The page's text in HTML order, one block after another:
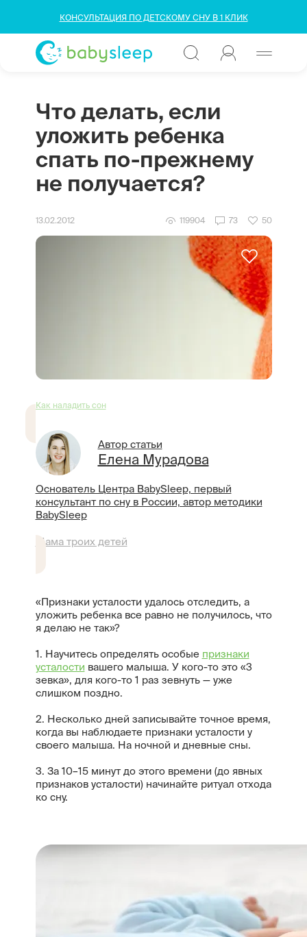
КОНСУЛЬТАЦИЯ ПО ДЕТСКОМУ СНУ В 1 КЛИК
Что делать, если
уложить ребенка
спать по-прежнему
не получается?
13.02.2012 119904 73 50
Как наладить сон
Автор статьи
Елена Мурадова
Основатель Центра BabySleep, первый
консультант по сну в России, автор методики
BabySleep
Мама троих детей
«Признаки усталости удалось отследить, а
уложить ребенка все равно не получилось, что
я делаю не так»?
1. Научитесь определять особые признаки
усталости вашего малыша. У кого-то это «3
зевка», для кого-то 1 раз зевнуть — уже
слишком поздно.
2. Несколько дней записывайте точное время,
когда вы наблюдаете признаки усталости у
своего малыша. На ночной и дневные сны.
3. За 10–15 минут до этого времени (до явных
признаков усталости) начинайте ритуал отхода
ко сну.